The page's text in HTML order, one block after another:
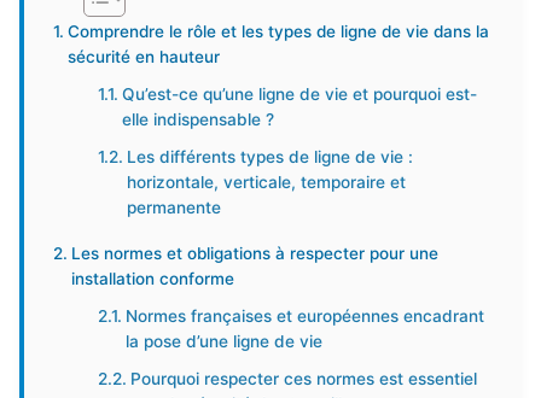
Comprendre le rôle et les types de ligne de vie dans la
sécurité en hauteur
Qu’est-ce qu’une ligne de vie et pourquoi est-
elle indispensable ?
Les différents types de ligne de vie :
horizontale, verticale, temporaire et
permanente
Les normes et obligations à respecter pour une
installation conforme
Normes françaises et européennes encadrant
la pose d’une ligne de vie
Pourquoi respecter ces normes est essentiel